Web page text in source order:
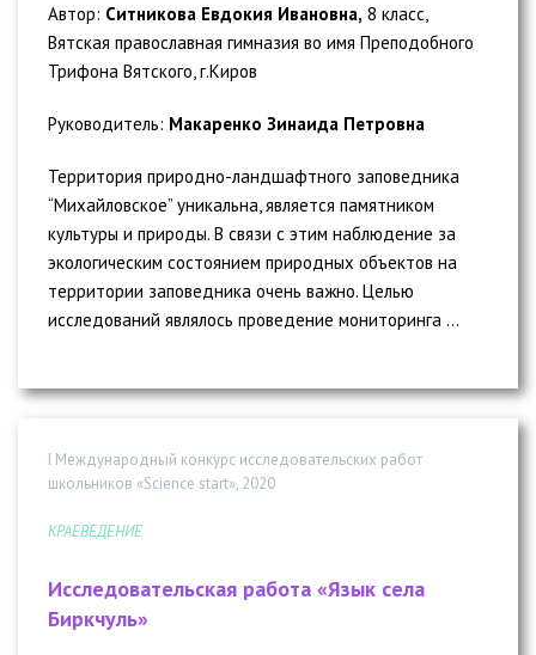
Автор: Ситникова Евдокия Ивановна, 8 класс,
Вятская православная гимназия во имя Преподобного
Трифона Вятского, г.Киров
Руководитель: Макаренко Зинаида Петровна
Территория природно-ландшафтного заповедника
“Михайловское” уникальна, является памятником
культуры и природы. В связи с этим наблюдение за
экологическим состоянием природных объектов на
территории заповедника очень важно. Целью
исследований являлось проведение мониторинга ...
I Международный конкурс исследовательских работ
школьников «Science start», 2020
КРАЕВЕДЕНИЕ
Исследовательская работа «Язык села
Биркчуль»